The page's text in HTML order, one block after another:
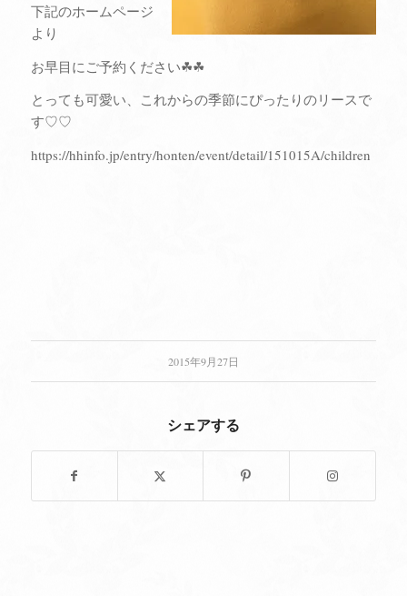
下記のホームページ
より
お早目にご予約ください☘☘
とっても可愛い、これからの季節にぴったりのリースで
す♡♡
https://hhinfo.jp/entry/honten/event/detail/151015A/children
2015年9月27日
シェアする